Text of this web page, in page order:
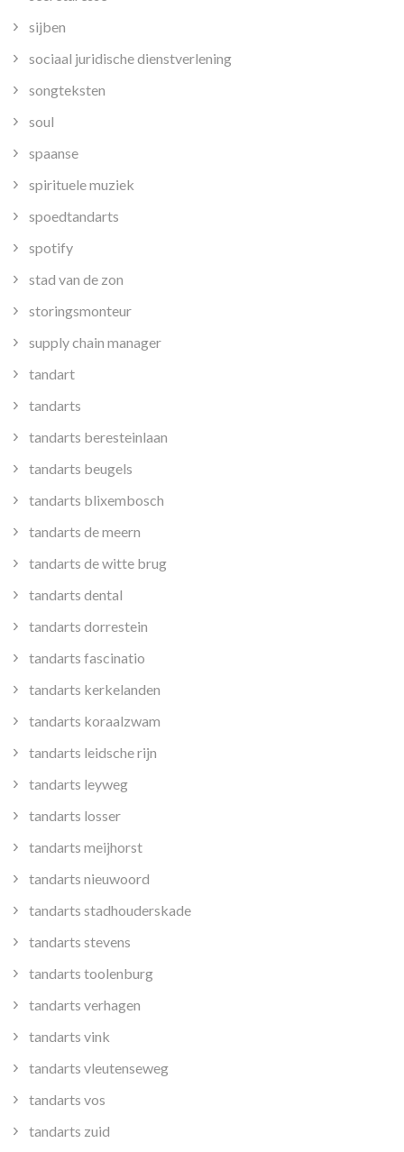
sijben
sociaal juridische dienstverlening
songteksten
soul
spaanse
spirituele muziek
spoedtandarts
spotify
stad van de zon
storingsmonteur
supply chain manager
tandart
tandarts
tandarts beresteinlaan
tandarts beugels
tandarts blixembosch
tandarts de meern
tandarts de witte brug
tandarts dental
tandarts dorrestein
tandarts fascinatio
tandarts kerkelanden
tandarts koraalzwam
tandarts leidsche rijn
tandarts leyweg
tandarts losser
tandarts meijhorst
tandarts nieuwoord
tandarts stadhouderskade
tandarts stevens
tandarts toolenburg
tandarts verhagen
tandarts vink
tandarts vleutenseweg
tandarts vos
tandarts zuid